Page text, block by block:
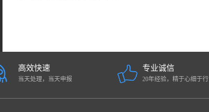
高效快速
当天处理，当天申报
专业诚信
20年经验，精于心细于行